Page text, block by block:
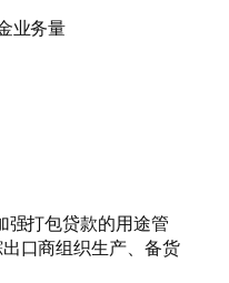
业务量
强打包贷款的用途管
口商组织生产、备货